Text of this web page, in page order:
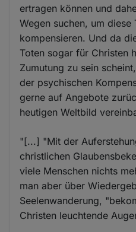
ertragen können und
Wegen suchen, um diese
kompensieren. Und da
Toten sogar für Christen
Zumutung zu sein
der psychischen
gerne auf Angebote
heutigen Weltbild
"[...] "Mit der
christlichen
viele Menschen nichts
man aber über
Seelenwanderung,
Christen leuchtende